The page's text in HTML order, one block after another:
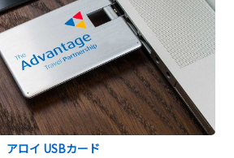
アロイ USBカード